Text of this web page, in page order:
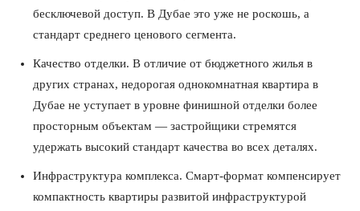
бесключевой доступ. В Дубае это уже не роскошь, а
стандарт среднего ценового сегмента.
Качество отделки. В отличие от бюджетного жилья в
других странах, недорогая однокомнатная квартира в
Дубае не уступает в уровне финишной отделки более
просторным объектам — застройщики стремятся
удержать высокий стандарт качества во всех деталях.
Инфраструктура комплекса. Смарт-формат компенсирует
компактность квартиры развитой инфраструктурой